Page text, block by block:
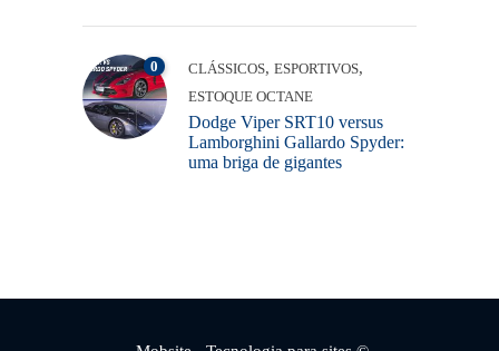
0 CLÁSSICOS, ESPORTIVOS,
ESTOQUE OCTANE
Dodge Viper SRT10 versus
Lamborghini Gallardo Spyder:
uma briga de gigantes